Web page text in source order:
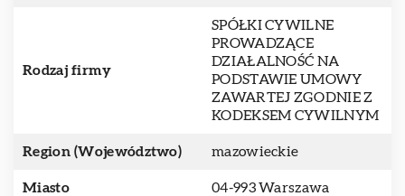
Rodzaj firmy
SPÓŁKI CYWILNE
PROWADZĄCE
DZIAŁALNOŚĆ NA
PODSTAWIE UMOWY
ZAWARTEJ ZGODNIE Z
KODEKSEM CYWILNYM
Region (Województwo) mazowieckie
Miasto 04-993 Warszawa